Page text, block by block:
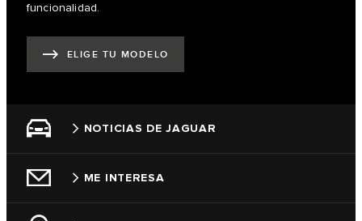
funcionalidad.
ELIGE TU MODELO
NOTICIAS DE JAGUAR
ME INTERESA